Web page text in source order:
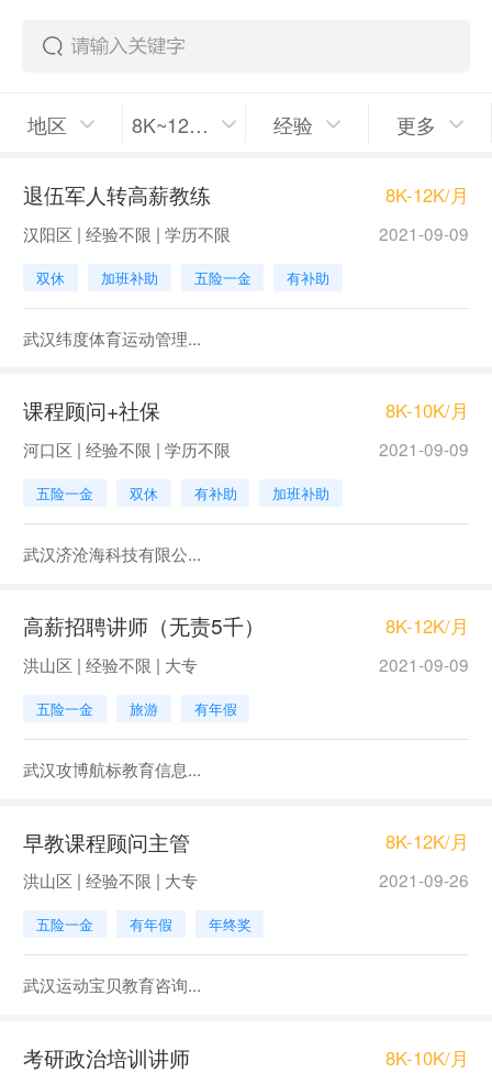
地区 8K~12K/月 经验 更多
退伍军人转高薪教练 8K-12K/月
汉阳区 | 经验不限 | 学历不限 2021-09-09
双休 加班补助 五险一金 有补助
武汉纬度体育运动管理...
课程顾问+社保 8K-10K/月
河口区 | 经验不限 | 学历不限 2021-09-09
五险一金 双休 有补助 加班补助
武汉济沧海科技有限公...
高薪招聘讲师（无责5千） 8K-12K/月
洪山区 | 经验不限 | 大专 2021-09-09
五险一金 旅游 有年假
武汉攻博航标教育信息...
早教课程顾问主管 8K-12K/月
洪山区 | 经验不限 | 大专 2021-09-26
五险一金 有年假 年终奖
武汉运动宝贝教育咨询...
考研政治培训讲师 8K-10K/月